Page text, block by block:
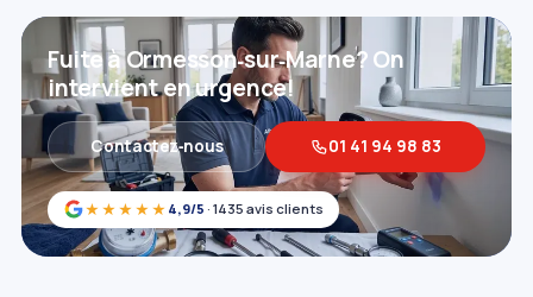
★★★★★ 4,9/5 · 1435 avis clients
Fuite à Ormesson‑sur‑Marne? On
intervient en urgence!
Contactez‑nous 01 41 94 98 83